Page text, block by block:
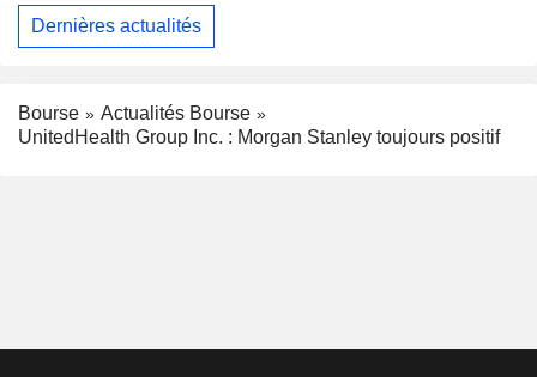
Dernières actualités
Bourse
Actualités Bourse
UnitedHealth Group Inc. : Morgan Stanley toujours positif